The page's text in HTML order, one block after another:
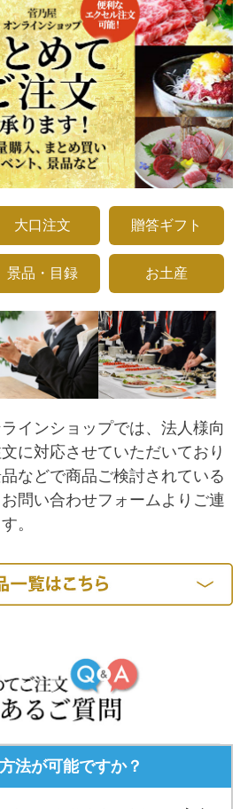
大口注文 贈答ギフト
景品・目録 お土産
インショップでは、法人様向
に対応させていただいており
などで商品ご検討されている
問い合わせフォームよりご連
。
法が可能ですか？